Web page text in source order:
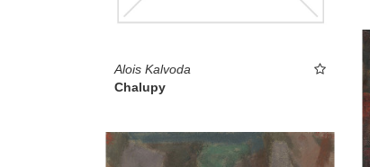
Alois Kalvoda
Chalupy